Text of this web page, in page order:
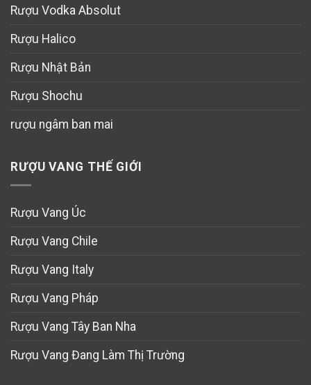
Rượu Vodka Absolut
Rượu Halico
Rượu Nhật Bản
Rượu Shochu
rượu ngâm ban mai
RƯỢU VANG THẾ GIỚI
Rượu Vang Úc
Rượu Vang Chile
Rượu Vang Italy
Rượu Vang Pháp
Rượu Vang Tây Ban Nha
Rượu Vang Đang Làm Thị Trường